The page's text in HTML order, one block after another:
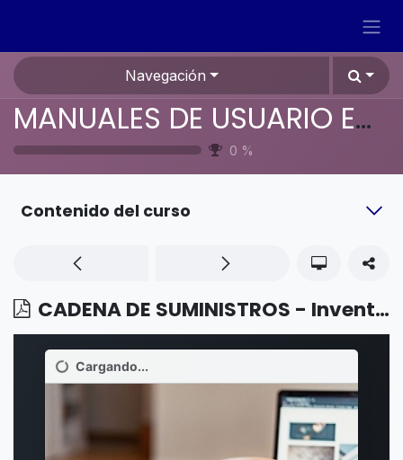
Navegación
MANUALES DE USUARIO EN ESPAÑOL ODOO 19
0 %
Contenido del curso
CADENA DE SUMINISTROS - Inventario - Reabastecer sobre pedido (MTO)